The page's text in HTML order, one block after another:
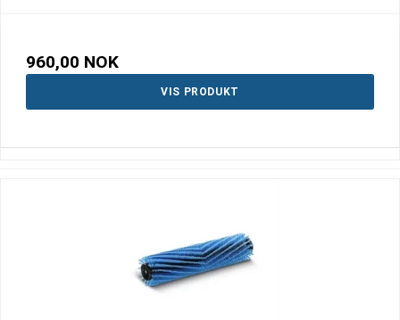
960,00 NOK
VIS PRODUKT